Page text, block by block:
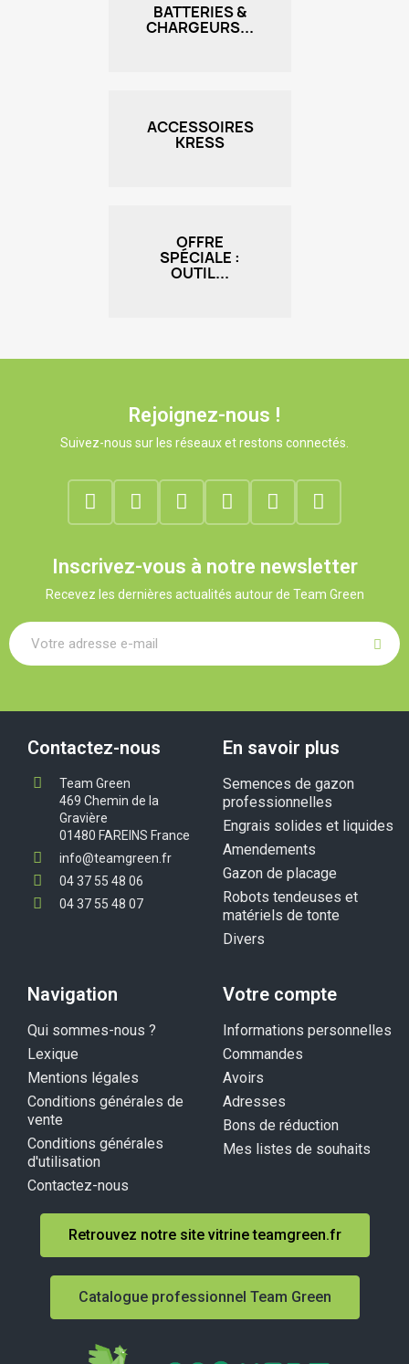
BATTERIES &
CHARGEURS...
ACCESSOIRES
KRESS
OFFRE
SPÉCIALE :
OUTIL...
Rejoignez-nous !
Suivez-nous sur les réseaux et restons connectés.
Inscrivez-vous à notre newsletter
Recevez les dernières actualités autour de Team Green
Contactez-nous
Team Green
469 Chemin de la
Gravière
01480 FAREINS France
info@teamgreen.fr
04 37 55 48 06
04 37 55 48 07
En savoir plus
Semences de gazon
professionnelles
Engrais solides et liquides
Amendements
Gazon de placage
Robots tendeuses et
matériels de tonte
Divers
Navigation
Qui sommes-nous ?
Lexique
Mentions légales
Conditions générales de
vente
Conditions générales
d'utilisation
Contactez-nous
Votre compte
Informations personnelles
Commandes
Avoirs
Adresses
Bons de réduction
Mes listes de souhaits
Retrouvez notre site vitrine teamgreen.fr
Catalogue professionnel Team Green